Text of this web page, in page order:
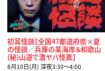
初耳怪談【全国47都道府県×夏
の怪談／兵庫の某海岸＆和歌山
(秘)山道で激ヤバ怪異】
8月10日(月) 深夜3:30〜4:00